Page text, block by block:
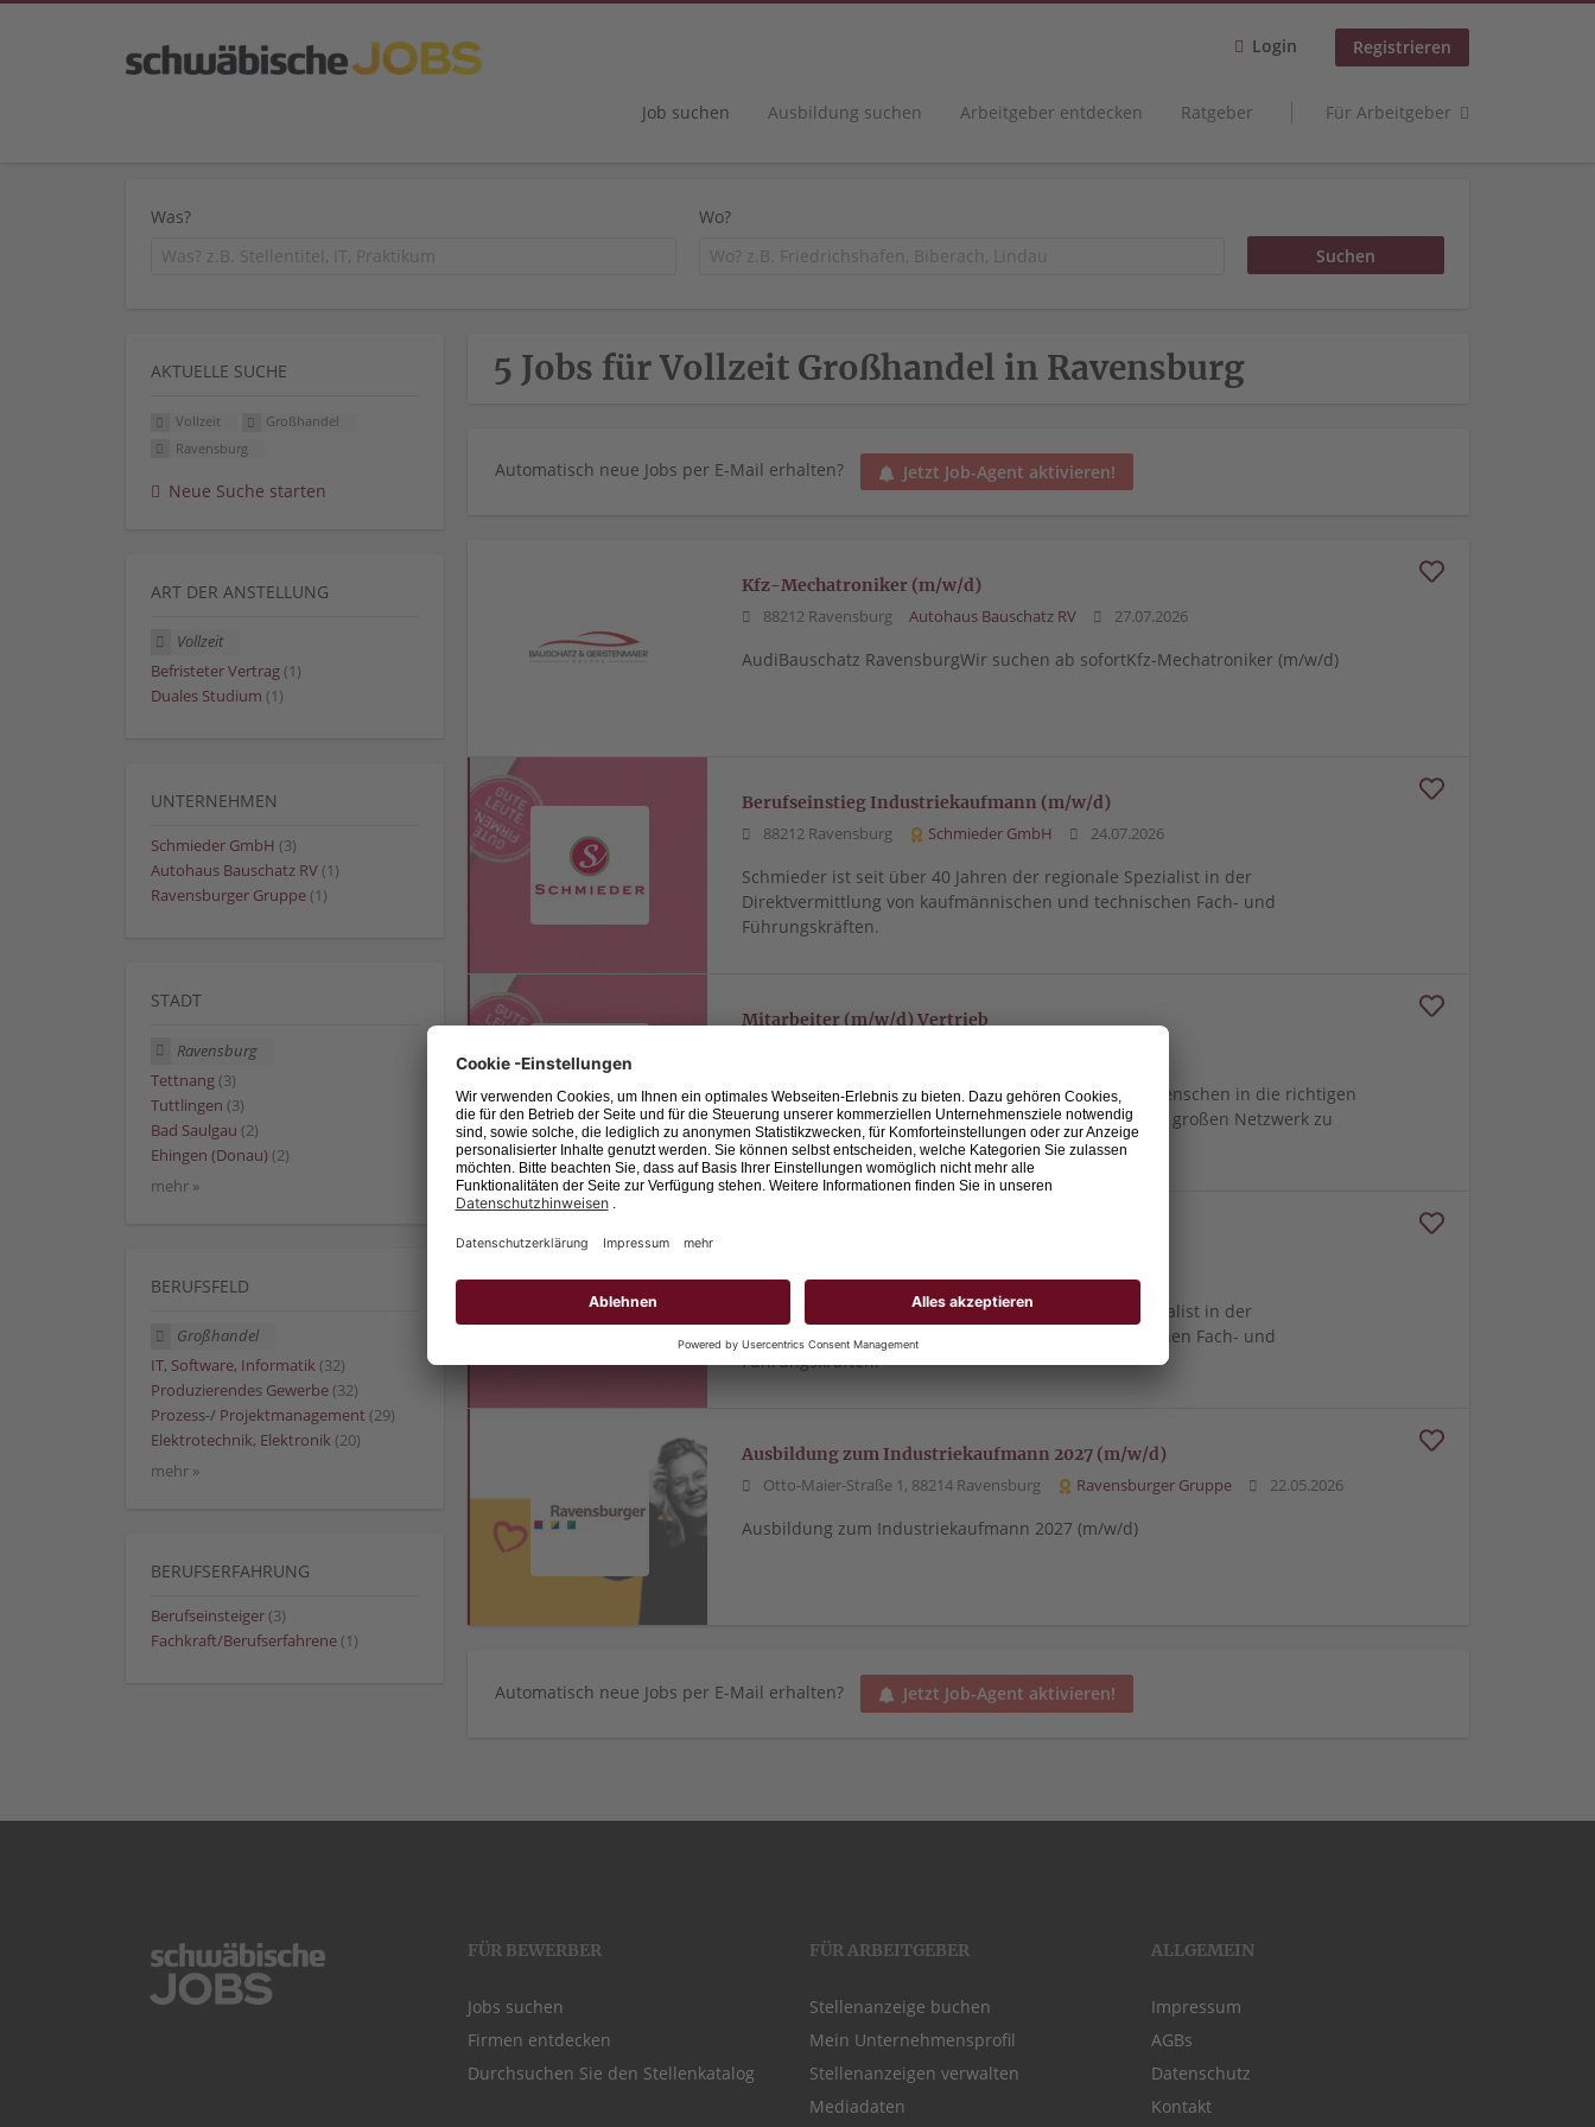
Login Registrieren
Job suchen Ausbildung suchen Arbeitgeber entdecken Ratgeber Für Arbeitgeber
Was? Wo?
5 Jobs für Vollzeit Großhandel in Ravensburg
Automatisch neue Jobs per E-Mail erhalten? Jetzt Job-Agent aktivieren!
Kfz-Mechatroniker (m/w/d)
88212 Ravensburg Autohaus Bauschatz RV 27.07.2026
AudiBauschatz RavensburgWir suchen ab sofortKfz-Mechatroniker (m/w/d)
Berufseinstieg Industriekaufmann (m/w/d)
88212 Ravensburg Schmieder GmbH 24.07.2026
Schmieder ist seit über 40 Jahren der regionale Spezialist in der
Direktvermittlung von kaufmännischen und technischen Fach- und
Führungskräften.
Mitarbeiter (m/w/d) Vertrieb
Schmieder bringt seit über 40 Jahren die richtigen Menschen in die richtigen
Firmen. Nur eine Bewerbung reicht, um von unserem großen Netzwerk zu
profitieren.
Schmieder ist seit über 40 Jahren der regionale Spezialist in der
Direktvermittlung von kaufmännischen und technischen Fach- und
Führungskräften.
Ausbildung zum Industriekaufmann 2027 (m/w/d)
Otto-Maier-Straße 1, 88214 Ravensburg Ravensburger Gruppe 22.05.2026
Ausbildung zum Industriekaufmann 2027 (m/w/d)
Automatisch neue Jobs per E-Mail erhalten? Jetzt Job-Agent aktivieren!
AKTUELLE SUCHE
Vollzeit
Großhandel
Ravensburg
Neue Suche starten
ART DER ANSTELLUNG
Vollzeit
Befristeter Vertrag (1)
Duales Studium (1)
UNTERNEHMEN
Schmieder GmbH (3)
Autohaus Bauschatz RV (1)
Ravensburger Gruppe (1)
STADT
Ravensburg
Tettnang (3)
Tuttlingen (3)
Bad Saulgau (2)
Ehingen (Donau) (2)
mehr »
BERUFSFELD
Großhandel
IT, Software, Informatik (32)
Produzierendes Gewerbe (32)
Prozess-/ Projektmanagement (29)
Elektrotechnik, Elektronik (20)
mehr »
BERUFSERFAHRUNG
Berufseinsteiger (3)
Fachkraft/Berufserfahrene (1)
FÜR BEWERBER
Jobs suchen
Firmen entdecken
Durchsuchen Sie den Stellenkatalog
FÜR ARBEITGEBER
Stellenanzeige buchen
Mein Unternehmensprofil
Stellenanzeigen verwalten
Mediadaten
ALLGEMEIN
Impressum
AGBs
Datenschutz
Kontakt